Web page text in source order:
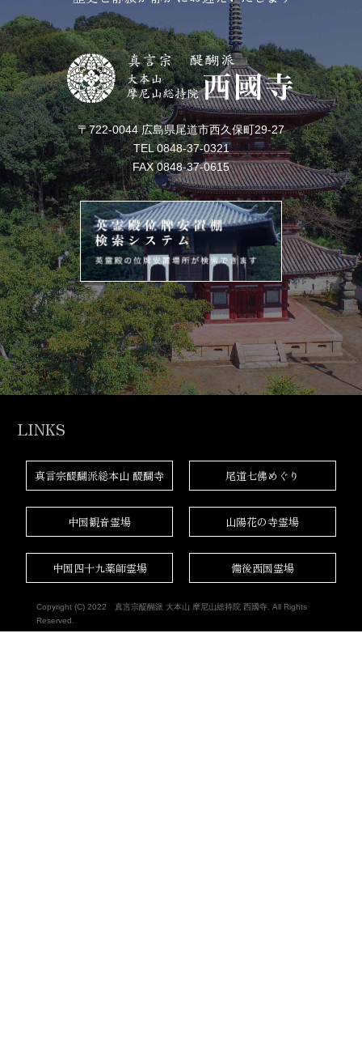
〒722-0044 広島県尾道市西久保町29-27
TEL 0848-37-0321
FAX 0848-37-0615
LINKS
真言宗醍醐派総本山 醍醐寺 尾道七佛めぐり
中国観音霊場 山陽花の寺霊場
中国四十九薬師霊場 備後西国霊場
Copyright (C) 2022 真言宗醍醐派 大本山 摩尼山総持院 西國寺. All Rights
Reserved.